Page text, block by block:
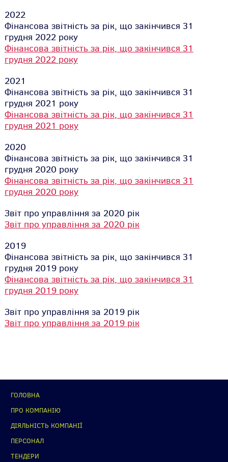
2022
Фінансова звітність за рік, що закінчився 31
грудня 2022 року
Фінансова звітність за рік, що закінчився 31
грудня 2022 року
2021
Фінансова звітність за рік, що закінчився 31
грудня 2021 року
Фінансова звітність за рік, що закінчився 31
грудня 2021 року
2020
Фінансова звітність за рік, що закінчився 31
грудня 2020 року
Фінансова звітність за рік, що закінчився 31
грудня 2020 року
Звіт про управління за 2020 рік
Звіт про управління за 2020 рік
2019
Фінансова звітність за рік, що закінчився 31
грудня 2019 року
Фінансова звітність за рік, що закінчився 31
грудня 2019 року
Звіт про управління за 2019 рік
Звіт про управління за 2019 рік
ГОЛОВНА
ПРО КОМПАНІЮ
ДІЯЛЬНІСТЬ КОМПАНІЇ
ПЕРСОНАЛ
ТЕНДЕРИ